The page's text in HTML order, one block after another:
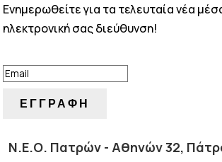
Ενημερωθείτε για τα τελευταία νέα
ηλεκτρονική σας διεύθυνση!
ΕΓΓΡΑΦΗ
Ν.Ε.Ο. Πατρών - Αθηνών 32,